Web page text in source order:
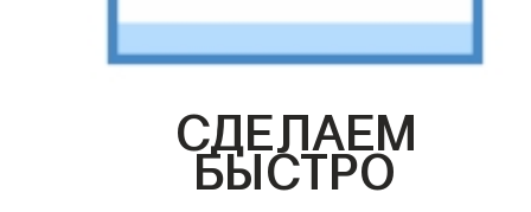
СДЕЛАЕМ
БЫСТРО